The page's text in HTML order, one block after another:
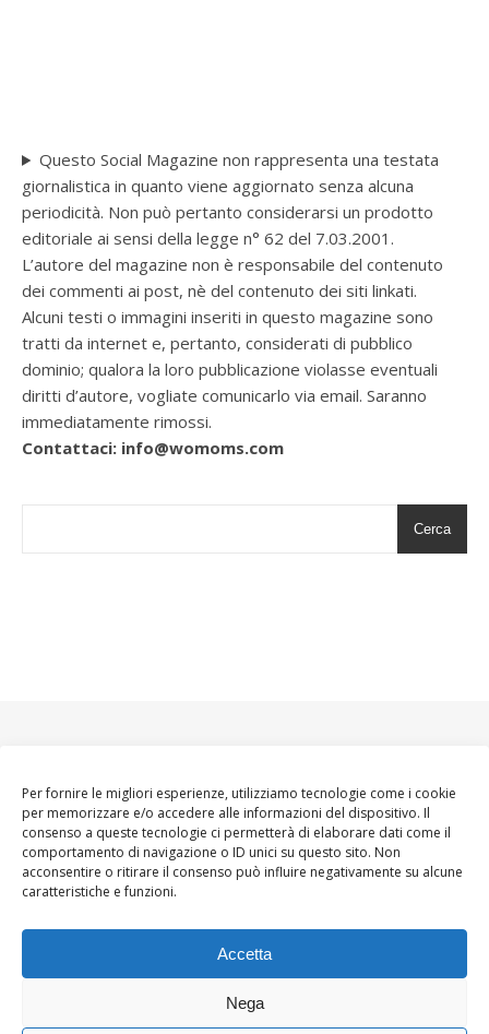
Per fornire le migliori esperienze, utilizziamo tecnologie come i cookie
per memorizzare e/o accedere alle informazioni del dispositivo. Il
consenso a queste tecnologie ci permetterà di elaborare dati come il
comportamento di navigazione o ID unici su questo sito. Non
acconsentire o ritirare il consenso può influire negativamente su alcune
caratteristiche e funzioni.
Accetta
Nega
Questo Social Magazine non rappresenta una testata
giornalistica in quanto viene aggiornato senza alcuna
periodicità. Non può pertanto considerarsi un prodotto
editoriale ai sensi della legge n° 62 del 7.03.2001.
L’autore del magazine non è responsabile del contenuto
dei commenti ai post, nè del contenuto dei siti linkati.
Alcuni testi o immagini inseriti in questo magazine sono
tratti da internet e, pertanto, considerati di pubblico
dominio; qualora la loro pubblicazione violasse eventuali
diritti d’autore, vogliate comunicarlo via email. Saranno
immediatamente rimossi.
Contattaci: info@womoms.com
Cerca